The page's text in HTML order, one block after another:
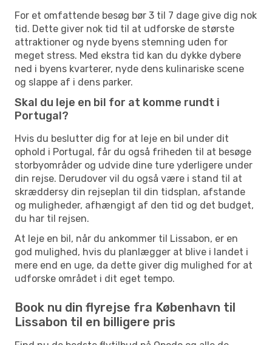
For et omfattende besøg bør 3 til 7 dage give dig nok
tid. Dette giver nok tid til at udforske de største
attraktioner og nyde byens stemning uden for
meget stress. Med ekstra tid kan du dykke dybere
ned i byens kvarterer, nyde dens kulinariske scene
og slappe af i dens parker.
Skal du leje en bil for at komme rundt i
Portugal?
Hvis du beslutter dig for at leje en bil under dit
ophold i Portugal, får du også friheden til at besøge
storbyområder og udvide dine ture yderligere under
din rejse. Derudover vil du også være i stand til at
skræddersy din rejseplan til din tidsplan, afstande
og muligheder, afhængigt af den tid og det budget,
du har til rejsen.
At leje en bil, når du ankommer til Lissabon, er en
god mulighed, hvis du planlægger at blive i landet i
mere end en uge, da dette giver dig mulighed for at
udforske området i dit eget tempo.
Book nu din flyrejse fra København til
Lissabon til en billigere pris